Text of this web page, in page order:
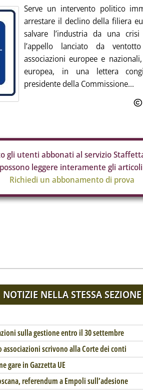
Serve un intervento politico
arrestare il declino della filiera
salvare l’industria da una
l’appello lanciato da
associazioni europee e
europea, in una lettera
presidente della Commissione...
gli utenti abbonati al servizio
possono leggere interamente gli
Richiedi un abbonamento di prova
NOTIZIE NELLA STESSA SEZIONE
sulla gestione entro il 30 settembre
scrivono alla Corte dei conti
gare in Gazzetta UE
referendum a Empoli sull’adesione